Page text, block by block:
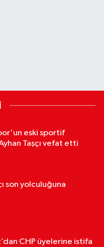
eski sportif
Taşçı vefat etti
son yolculuğuna
CHP üyelerine istifa